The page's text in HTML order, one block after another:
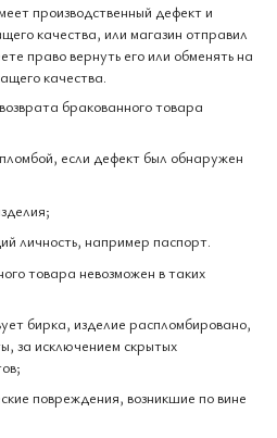
производственный дефект и
качества, или магазин отправил
право вернуть его или обменять на
качества.
бракованного товара
если дефект был обнаружен
личность, например паспорт.
товара невозможен в таких
бирка, изделие распломбировано,
за исключением скрытых
повреждения, возникшие по вине